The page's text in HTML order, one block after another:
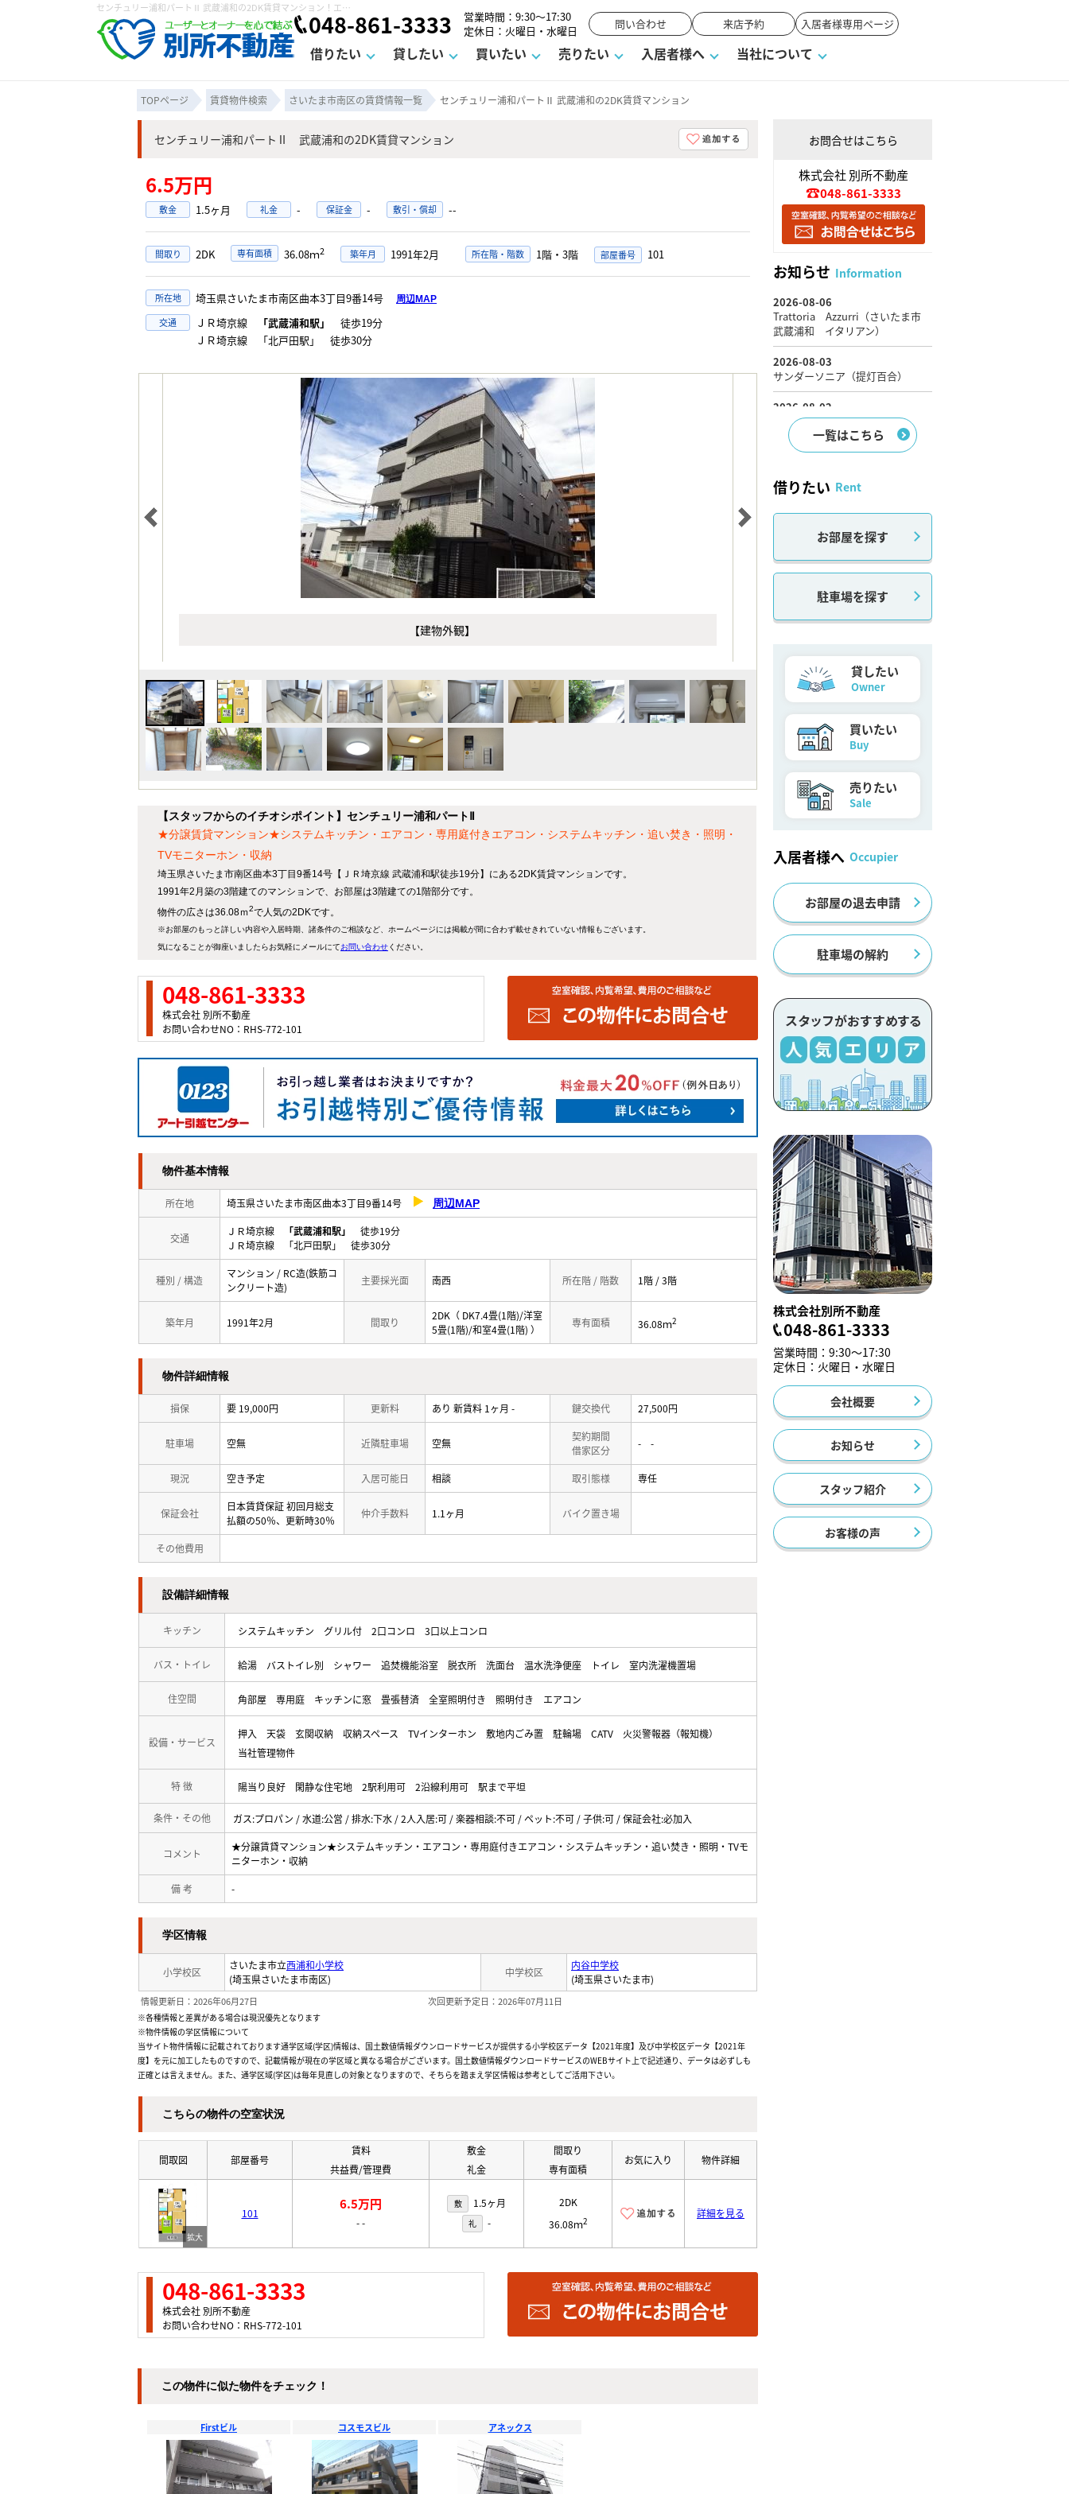
センチュリー浦和パートⅡ 武蔵浦和の2DK賃貸マンション！エアコンシステムキッチン追い焚きLED照明分譲賃貸｜株式会社 別所不動産
048-861-3333
営業時間：9:30～17:30
定休日：火曜日・水曜日
問い合わせ 来店予約 入居者様専用ページ
借りたい
保存した検索条件 賃貸契約までの流れ
貸したい
オーナー座談会 賃貸法律相談室
買いたい 売りたい
媒介契約の種類 諸費用 仲介と買取の違い 高く売るポイント
よくある質問
入居者様へ 当社について
個人情報の取り扱い カスタマーハラスメントに対する基本方針
TOPページ 賃貸物件検索 さいたま市南区の賃貸情報一覧 センチュリー浦和パートⅡ 武蔵浦和の2DK賃貸マンション
センチュリー浦和パートⅡ 武蔵浦和の2DK賃貸マンション
6.5万円
敷金 1.5ヶ月 礼金 - 保証金 - 敷引・償却 --
間取り 2DK 専有面積 36.08ｍ2 築年月 1991年2月 所在階・階数 1階・3階 101
所在地 埼玉県さいたま市南区曲本3丁目9番14号 周辺MAP
交通 ＪＲ埼京線 「武蔵浦和駅」
徒歩19分
ＪＲ埼京線 「北戸田駅」 徒歩30分
【建物外観】
【スタッフからのイチオシポイント】センチュリー浦和パートⅡ
★分譲賃貸マンション★システムキッチン・エアコン・専用庭付きエアコン・システムキッチン・追い焚き・照明・
TVモニターホン・収納
埼玉県さいたま市南区曲本3丁目9番14号【ＪＲ埼京線 武蔵浦和駅徒歩19分】にある2DK賃貸マンションです。
1991年2月築の3階建てのマンションで、お部屋は3階建ての1階部分です。
物件の広さは36.08ｍ2で人気の2DKです。
※お部屋のもっと詳しい内容や入居時期、諸条件のご相談など、ホームページには掲載が間に合わず載せきれていない情報もございます。
気になることが御座いましたらお気軽にメールにてお問い合わせください。
048-861-3333
株式会社 別所不動産
お問い合わせNO：RHS-772-101
物件基本情報
所在地 埼玉県さいたま市南区曲本3丁目9番14号 周辺MAP
交通
ＪＲ埼京線 「武蔵浦和駅」
徒歩19分
ＪＲ埼京線 「北戸田駅」 徒歩30分
種別 / 構造
マンション / RC造(鉄筋コ
ンクリート造)
主要採光面 南西 所在階 / 階数 1階 / 3階
築年月 1991年2月 間取り
2DK（ DK7.4畳(1階)/洋室
5畳(1階)/和室4畳(1階) ）
専有面積 36.08ｍ2
物件詳細情報
損保 要 19,000円 更新料 あり 新賃料 1ヶ月 - 鍵交換代 27,500円
駐車場 空無 近隣駐車場 空無
契約期間
借家区分
- -
現況 空き予定 入居可能日 相談 取引態様 専任
保証会社
日本賃貸保証 初回月総支
払額の50％、更新時30％
仲介手数料 1.1ヶ月 バイク置き場
その他費用
設備詳細情報
キッチン システムキッチン グリル付 2口コンロ 3口以上コンロ
バス・トイレ 給湯 バストイレ別 シャワー 追焚機能浴室 脱衣所 洗面台 温水洗浄便座 トイレ 室内洗濯機置場
住空間 角部屋 専用庭 キッチンに窓 畳張替済 全室照明付き 照明付き エアコン
設備・サービス
押入 天袋 玄関収納 収納スペース TVインターホン 敷地内ごみ置 駐輪場 CATV
火災警報器（報知機）
当社管理物件
特 徴 陽当り良好 閑静な住宅地 2駅利用可 2沿線利用可 駅まで平坦
条件・その他 ガス:プロパン / 水道:公営 / 排水:下水 / 2人入居:可 / 楽器相談:不可 / ペット:不可 / 子供:可 / 保証会社:必加入
コメント
★分譲賃貸マンション★システムキッチン・エアコン・専用庭付きエアコン・システムキッチン・追い焚き・照明・TVモ
ニターホン・収納
備 考 -
学区情報
小学校区
さいたま市立西浦和小学校
(埼玉県さいたま市南区)
中学校区
内谷中学校
(埼玉県さいたま市)
情報更新日：2026年06月27日 次回更新予定日：2026年07月11日
※各種情報と差異がある場合は現況優先となります
※物件情報の学区情報について
当サイト物件情報に記載されております通学区域(学区)情報は、国土数値情報ダウンロードサービスが提供する小学校区データ【2021年度】及び中学校区データ【2021年
度】を元に加工したものですので、記載情報が現在の学区域と異なる場合がございます。国土数値情報ダウンロードサービスのWEBサイト上で記述通り、データは必ずしも
正確とは言えません。また、通学区域(学区)は毎年見直しの対象となりますので、そちらを踏まえ学区情報は参考としてご活用下さい。
こちらの物件の空室状況
間取図 部屋番号
賃料
共益費/管理費
敷金
礼金
間取り
専有面積
お気に入り 物件詳細
101
6.5万円
--
敷 1.5ヶ月
礼 -
2DK
36.08ｍ2
詳細を見る
048-861-3333
株式会社 別所不動産
お問い合わせNO：RHS-772-101
この物件に似た物件をチェック！
Firstビル コスモスビル アネックス
お問合せはこちら
株式会社 別所不動産
048-861-3333
お知らせ Information
一覧はこちら
借りたい Rent
お部屋を探す
駐車場を探す
貸したい
Owner
買いたい
Buy
売りたい
Sale
入居者様へ Occupier
お部屋の退去申請
駐車場の解約
株式会社別所不動産
048-861-3333
営業時間：9:30～17:30
定休日：火曜日・水曜日
会社概要
お知らせ
スタッフ紹介
お客様の声